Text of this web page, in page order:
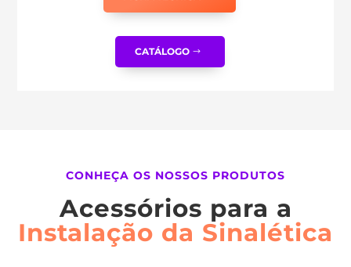
CATÁLOGO
CONHEÇA OS NOSSOS PRODUTOS
Acessórios para a
Instalação da Sinalética